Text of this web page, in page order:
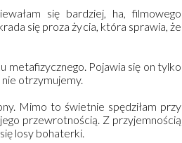
się bardziej, ha, filmowego
się proza życia, która sprawia, że
metafizycznego. Pojawia się on tylko
otrzymujemy.
Mimo to świetnie spędziłam przy
przewrotnością. Z przyjemnością
losy bohaterki.